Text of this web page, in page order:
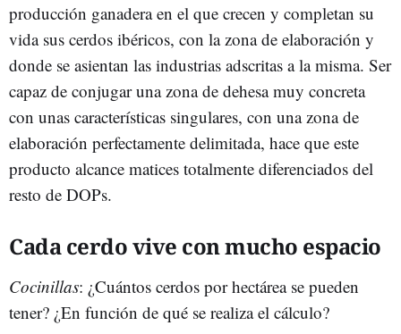
producción ganadera en el que crecen y completan su
vida sus cerdos ibéricos, con la zona de elaboración y
donde se asientan las industrias adscritas a la misma. Ser
capaz de conjugar una zona de dehesa muy concreta
con unas características singulares, con una zona de
elaboración perfectamente delimitada, hace que este
producto alcance matices totalmente diferenciados del
resto de DOPs.
Cada cerdo vive con mucho espacio
Cocinillas: ¿Cuántos cerdos por hectárea se pueden
tener? ¿En función de qué se realiza el cálculo?